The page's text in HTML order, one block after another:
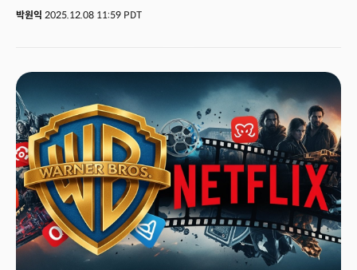
(Warner Bros. Discovery, 이하 WBD)’ 인수에 전격 합의했다고 발표한 지
전체에 대한 적대적 인수를 선언하며 다시 판을 흔들었다. 파라마운트는
넷플릭스보다 높은 현금 대가를 제시하며 WBD 주주들을 향해 직접적인
구애를 시작했다.👉106조원 넷플릭스-워너 빅딜: 왜 헐리우드는 테크 기업에
무릎 꿇었는가?특히 도널드 트럼프 미국 대통령이 이번 인수전과 관련한
직접적인 의견을 표명하며 정치적 아젠다로까지 사안이 확장되는 분위기다.
트럼프 대통령은 넷플릭스의 인수 합의 발표 후 “문제가 될 수 있다”고 말하며
넷플릭스의 독점력 강화에 대한 우려를 밝혔다. 업계에서는 데이비드 엘리슨
파라마운트 CEO의 부친인 래리 엘리슨(Larry Ellison) 오라클 창업자가 개입,
정치적 역학이 작용할 수 있다는 관측도 제기된다.&nbsp;
박원익 2025.12.08 11:59 PDT